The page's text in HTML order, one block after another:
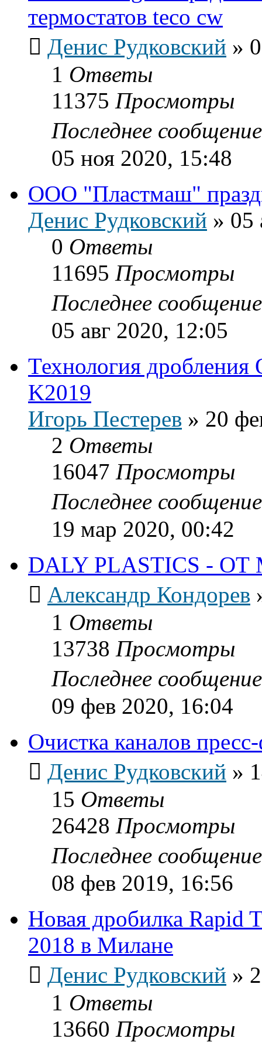
термостатов teco cw
Денис Рудковский »
1 Ответы
11375 Просмотры
Последнее
05 ноя 2020, 15:48
ООО "Пластмаш"
Денис Рудковский » 05
0 Ответы
11695 Просмотры
Последнее
05 авг 2020, 12:05
Технология дробления
K2019
Игорь Пестерев » 20
2 Ответы
16047 Просмотры
Последнее
19 мар 2020, 00:42
DALY PLASTICS -
Александр Кондорев
1 Ответы
13738 Просмотры
Последнее
09 фев 2020, 16:04
Очистка каналов
Денис Рудковский »
15 Ответы
26428 Просмотры
Последнее
08 фев 2019, 16:56
Новая дробилка Rapid
2018 в Милане
Денис Рудковский »
1 Ответы
13660 Просмотры